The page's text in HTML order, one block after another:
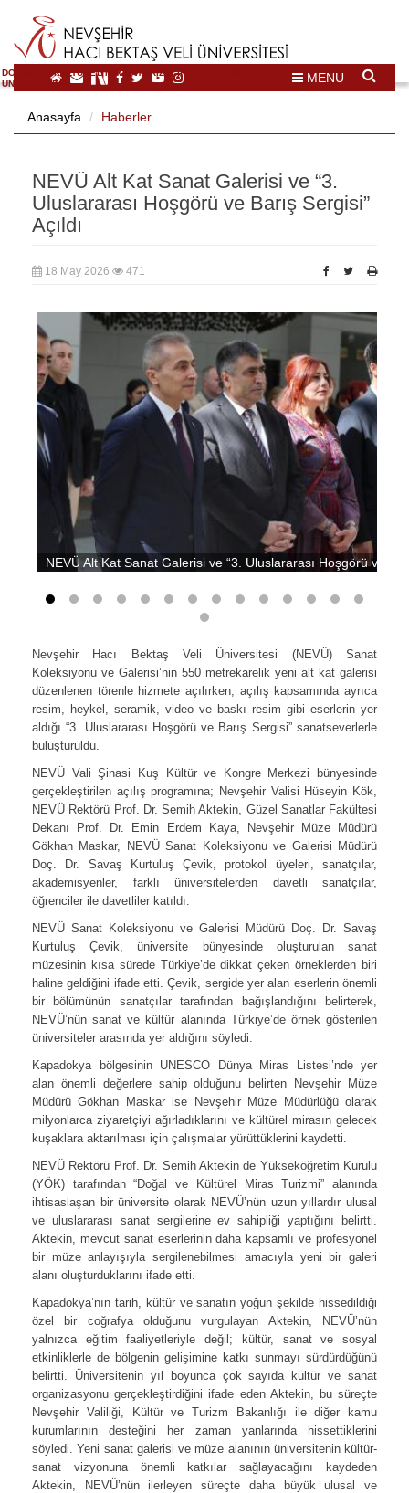
DOĞAL VE KÜLTÜREL MİRAS TURİZMİ İHTİSASLAŞMA
ÜNİVERSİTESİ
MENU
Anasayfa Haberler
NEVÜ Alt Kat Sanat Galerisi ve “3.
Uluslararası Hoşgörü ve Barış Sergisi”
Açıldı
18 May 2026 471
NEVÜ Alt Kat Sanat Galerisi ve “3. Uluslararası Hoşgörü ve
Nevşehir Hacı Bektaş Veli Üniversitesi (NEVÜ) Sanat
Koleksiyonu ve Galerisi’nin 550 metrekarelik yeni alt kat galerisi
düzenlenen törenle hizmete açılırken, açılış kapsamında ayrıca
resim, heykel, seramik, video ve baskı resim gibi eserlerin yer
aldığı “3. Uluslararası Hoşgörü ve Barış Sergisi” sanatseverlerle
buluşturuldu.
NEVÜ Vali Şinasi Kuş Kültür ve Kongre Merkezi bünyesinde
gerçekleştirilen açılış programına; Nevşehir Valisi Hüseyin Kök,
NEVÜ Rektörü Prof. Dr. Semih Aktekin, Güzel Sanatlar Fakültesi
Dekanı Prof. Dr. Emin Erdem Kaya, Nevşehir Müze Müdürü
Gökhan Maskar, NEVÜ Sanat Koleksiyonu ve Galerisi Müdürü
Doç. Dr. Savaş Kurtuluş Çevik, protokol üyeleri, sanatçılar,
akademisyenler, farklı üniversitelerden davetli sanatçılar,
öğrenciler ile davetliler katıldı.
NEVÜ Sanat Koleksiyonu ve Galerisi Müdürü Doç. Dr. Savaş
Kurtuluş Çevik, üniversite bünyesinde oluşturulan sanat
müzesinin kısa sürede Türkiye’de dikkat çeken örneklerden biri
haline geldiğini ifade etti. Çevik, sergide yer alan eserlerin önemli
bir bölümünün sanatçılar tarafından bağışlandığını belirterek,
NEVÜ’nün sanat ve kültür alanında Türkiye’de örnek gösterilen
üniversiteler arasında yer aldığını söyledi.
Kapadokya bölgesinin UNESCO Dünya Miras Listesi’nde yer
alan önemli değerlere sahip olduğunu belirten Nevşehir Müze
Müdürü Gökhan Maskar ise Nevşehir Müze Müdürlüğü olarak
milyonlarca ziyaretçiyi ağırladıklarını ve kültürel mirasın gelecek
kuşaklara aktarılması için çalışmalar yürüttüklerini kaydetti.
NEVÜ Rektörü Prof. Dr. Semih Aktekin de Yükseköğretim Kurulu
(YÖK) tarafından “Doğal ve Kültürel Miras Turizmi” alanında
ihtisaslaşan bir üniversite olarak NEVÜ’nün uzun yıllardır ulusal
ve uluslararası sanat sergilerine ev sahipliği yaptığını belirtti.
Aktekin, mevcut sanat eserlerinin daha kapsamlı ve profesyonel
bir müze anlayışıyla sergilenebilmesi amacıyla yeni bir galeri
alanı oluşturduklarını ifade etti.
Kapadokya’nın tarih, kültür ve sanatın yoğun şekilde hissedildiği
özel bir coğrafya olduğunu vurgulayan Aktekin, NEVÜ’nün
yalnızca eğitim faaliyetleriyle değil; kültür, sanat ve sosyal
etkinliklerle de bölgenin gelişimine katkı sunmayı sürdürdüğünü
belirtti. Üniversitenin yıl boyunca çok sayıda kültür ve sanat
organizasyonu gerçekleştirdiğini ifade eden Aktekin, bu süreçte
Nevşehir Valiliği, Kültür ve Turizm Bakanlığı ile diğer kamu
kurumlarının desteğini her zaman yanlarında hissettiklerini
söyledi.Yeni sanat galerisi ve müze alanının üniversitenin kültür-
sanat vizyonuna önemli katkılar sağlayacağını kaydeden
Aktekin, NEVÜ’nün ilerleyen süreçte daha büyük ulusal ve